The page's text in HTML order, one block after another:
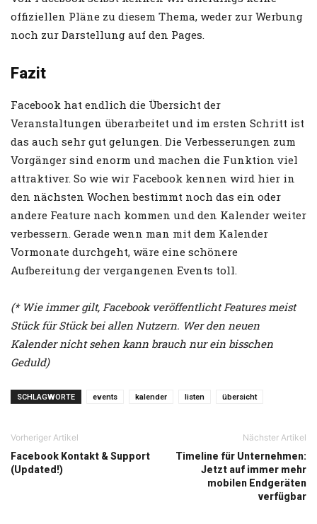
offiziellen Pläne zu diesem Thema, weder zur Werbung
noch zur Darstellung auf den Pages.
Fazit
Facebook hat endlich die Übersicht der
Veranstaltungen überarbeitet und im ersten Schritt ist
das auch sehr gut gelungen. Die Verbesserungen zum
Vorgänger sind enorm und machen die Funktion viel
attraktiver. So wie wir Facebook kennen wird hier in
den nächsten Wochen bestimmt noch das ein oder
andere Feature nach kommen und den Kalender weiter
verbessern. Gerade wenn man mit dem Kalender
Vormonate durchgeht, wäre eine schönere
Aufbereitung der vergangenen Events toll.
(* Wie immer gilt, Facebook veröffentlicht Features meist
Stück für Stück bei allen Nutzern. Wer den neuen
Kalender nicht sehen kann brauch nur ein bisschen
Geduld)
SCHLAGWORTE events kalender listen übersicht
Vorheriger Artikel
Facebook Kontakt & Support
(Updated!)
Nächster Artikel
Timeline für Unternehmen:
Jetzt auf immer mehr
mobilen Endgeräten
verfügbar